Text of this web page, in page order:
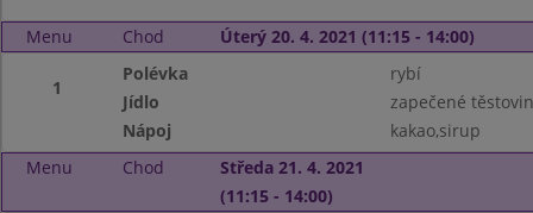
Menu Chod Úterý 20. 4. 2021 (11:15 - 14:00)
1
Polévka
rybí
Jídlo
zapečené
Nápoj
kakao,sirup
Menu
Chod
Středa 21. 4. 2021
(11:15 - 14:00)